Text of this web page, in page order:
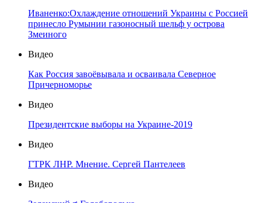
Иваненко:Охлаждение отношений Украины с Россией
принесло Румынии газоносный шельф у острова
Змеиного
Видео
Как Россия завоёвывала и осваивала Северное
Причерноморье
Видео
Президентские выборы на Украине-2019
Видео
ГТРК ЛНР. Мнение. Сергей Пантелеев
Видео